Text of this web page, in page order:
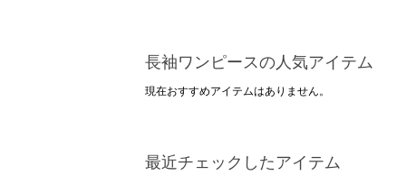
長袖ワンピースの人気アイテム
現在おすすめアイテムはありません。
最近チェックしたアイテム